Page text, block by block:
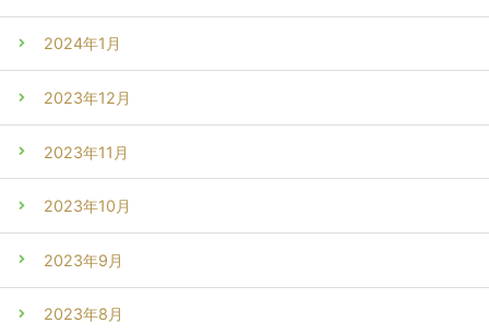
2024年1月
2023年12月
2023年11月
2023年10月
2023年9月
2023年8月